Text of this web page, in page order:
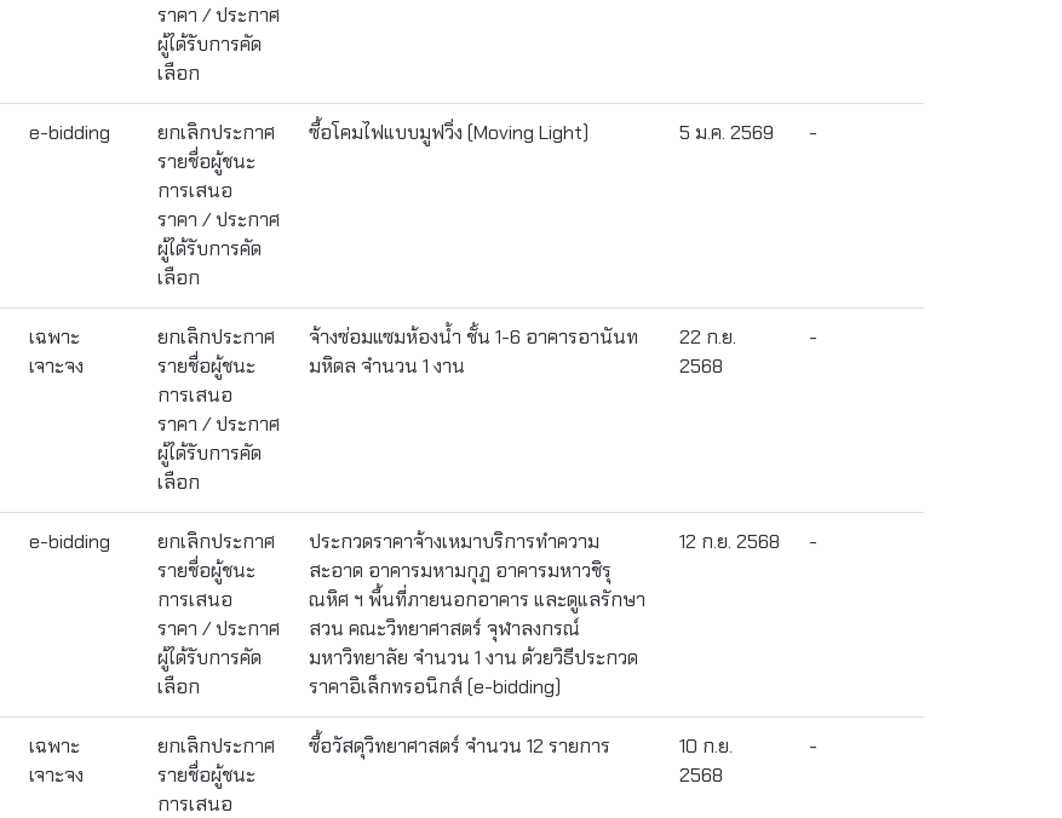
ราคา / ประกาศ
ผู้ได้รับการคัด
เลือก
e-bidding
ยกเลิกประกาศ
รายชื่อผู้ชนะ
การเสนอ
ราคา / ประกาศ
ผู้ได้รับการคัด
เลือก
ซื้อโคมไฟแบบมูฟวิ่ง (Moving Light) 5 ม.ค. 2569 -
เฉพาะ
เจาะจง
ยกเลิกประกาศ
รายชื่อผู้ชนะ
การเสนอ
ราคา / ประกาศ
ผู้ได้รับการคัด
เลือก
จ้างซ่อมแซมห้องน้ำ ชั้น 1-6 อาคารอานันท
มหิดล จำนวน 1 งาน
22 ก.ย.
2568
-
e-bidding
ยกเลิกประกาศ
รายชื่อผู้ชนะ
การเสนอ
ราคา / ประกาศ
ผู้ได้รับการคัด
เลือก
ประกวดราคาจ้างเหมาบริการทำความ
สะอาด อาคารมหามกุฏ อาคารมหาวชิรุ
ณหิศ ฯ พื้นที่ภายนอกอาคาร และดูแลรักษา
สวน คณะวิทยาศาสตร์ จุฬาลงกรณ์
มหาวิทยาลัย จำนวน 1 งาน ด้วยวิธีประกวด
ราคาอิเล็กทรอนิกส์ (e-bidding)
12 ก.ย. 2568 -
เฉพาะ
เจาะจง
ยกเลิกประกาศ
รายชื่อผู้ชนะ
การเสนอ
ซื้อวัสดุวิทยาศาสตร์ จำนวน 12 รายการ
10 ก.ย.
2568
-